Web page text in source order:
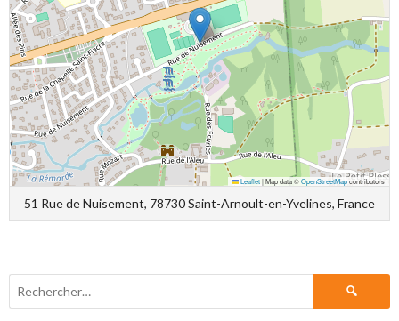
Leaflet|Map data ©OpenStreetMapcontributors
51 Rue de Nuisement, 78730 Saint-Arnoult-en-Yvelines, France
Rechercher :